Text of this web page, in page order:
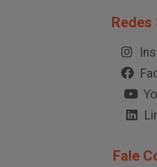
Redes
Fale